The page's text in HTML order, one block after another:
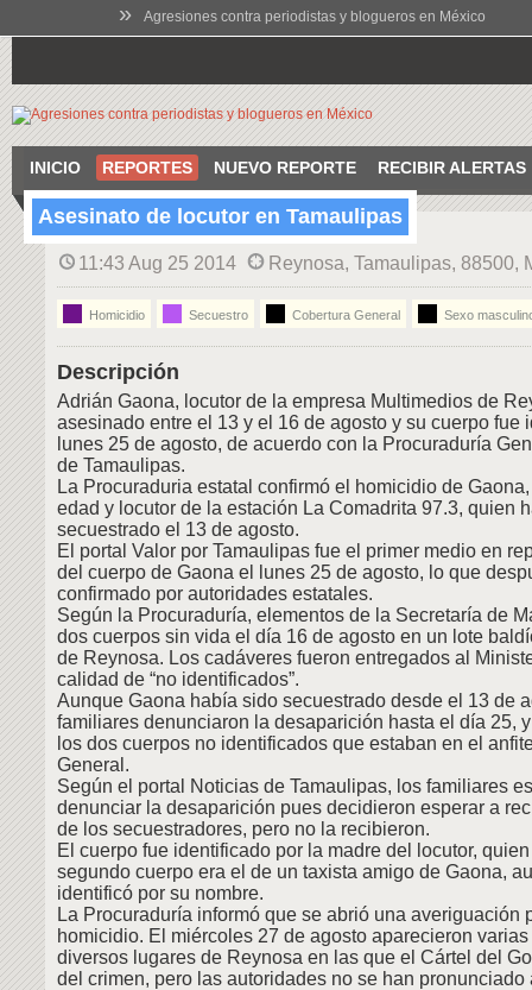
» Agresiones contra periodistas y blogueros en México
INICIO REPORTES NUEVO REPORTE RECIBIR ALERTAS
Asesinato de locutor en Tamaulipas
11:43 Aug 25 2014 Reynosa, Tamaulipas, 88500,
Homicidio Secuestro Cobertura General Sexo
Descripción
Adrián Gaona, locutor de la empresa Multimedios de
asesinado entre el 13 y el 16 de agosto y su cuerpo fue
lunes 25 de agosto, de acuerdo con la Procuraduría
de Tamaulipas.
La Procuraduria estatal confirmó el homicidio de
edad y locutor de la estación La Comadrita 97.3, quien
secuestrado el 13 de agosto.
El portal Valor por Tamaulipas fue el primer medio en
del cuerpo de Gaona el lunes 25 de agosto, lo que
confirmado por autoridades estatales.
Según la Procuraduría, elementos de la Secretaría de
dos cuerpos sin vida el día 16 de agosto en un lote
de Reynosa. Los cadáveres fueron entregados al
calidad de “no identificados”.
Aunque Gaona había sido secuestrado desde el 13 de
familiares denunciaron la desaparición hasta el día 25,
los dos cuerpos no identificados que estaban en el
General.
Según el portal Noticias de Tamaulipas, los familiares
denunciar la desaparición pues decidieron esperar a
de los secuestradores, pero no la recibieron.
El cuerpo fue identificado por la madre del locutor,
segundo cuerpo era el de un taxista amigo de Gaona,
identificó por su nombre.
La Procuraduría informó que se abrió una averiguación
homicidio. El miércoles 27 de agosto aparecieron
diversos lugares de Reynosa en las que el Cártel del
del crimen, pero las autoridades no se han pronunciado